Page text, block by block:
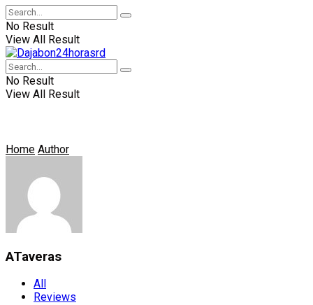
No Result
View All Result
No Result
View All Result
Home Author
ATaveras
All
Reviews